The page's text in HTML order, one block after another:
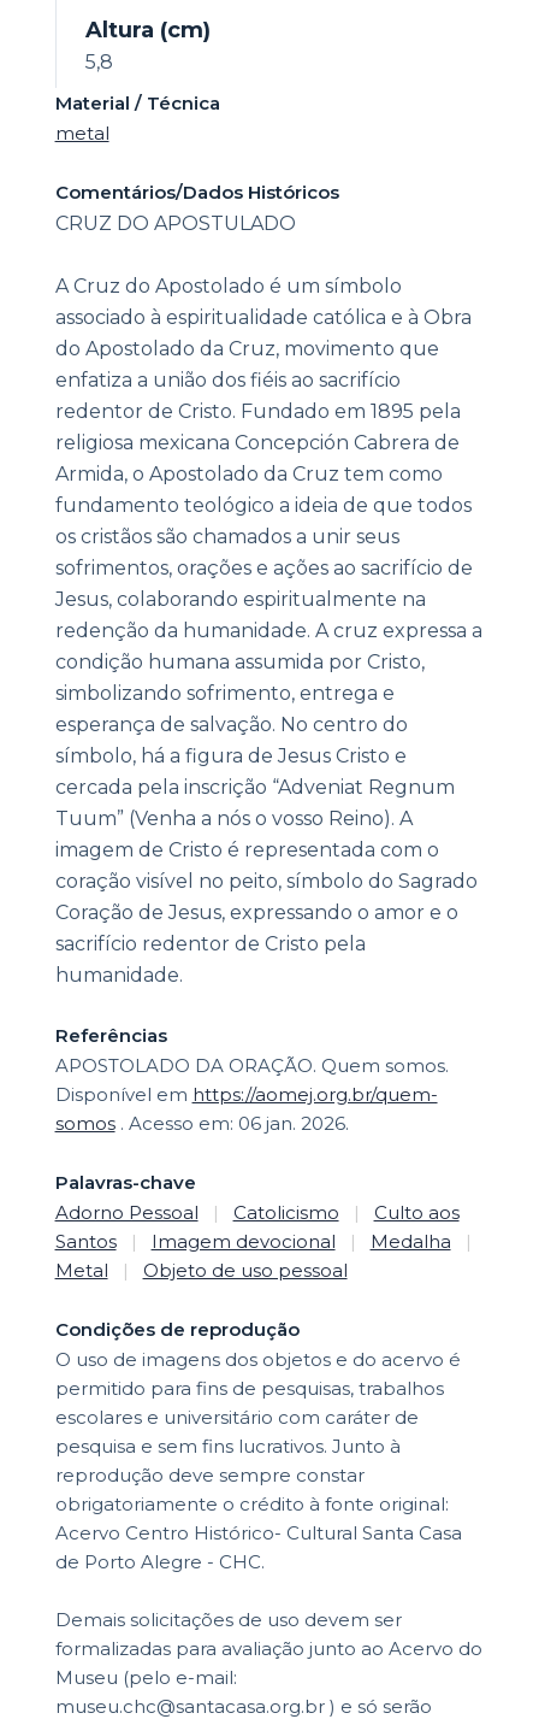
Altura (cm)
5,8
Material / Técnica
metal
Comentários/Dados Históricos
CRUZ DO APOSTULADO
A Cruz do Apostolado é um símbolo
associado à espiritualidade católica e à Obra
do Apostolado da Cruz, movimento que
enfatiza a união dos fiéis ao sacrifício
redentor de Cristo. Fundado em 1895 pela
religiosa mexicana Concepción Cabrera de
Armida, o Apostolado da Cruz tem como
fundamento teológico a ideia de que todos
os cristãos são chamados a unir seus
sofrimentos, orações e ações ao sacrifício de
Jesus, colaborando espiritualmente na
redenção da humanidade. A cruz expressa a
condição humana assumida por Cristo,
simbolizando sofrimento, entrega e
esperança de salvação. No centro do
símbolo, há a figura de Jesus Cristo e
cercada pela inscrição “Adveniat Regnum
Tuum” (Venha a nós o vosso Reino). A
imagem de Cristo é representada com o
coração visível no peito, símbolo do Sagrado
Coração de Jesus, expressando o amor e o
sacrifício redentor de Cristo pela
humanidade.
Referências
APOSTOLADO DA ORAÇÃO. Quem somos.
Disponível em https://aomej.org.br/quem-
somos. Acesso em: 06 jan. 2026.
Palavras-chave
Adorno Pessoal
| Catolicismo |
Culto aos
Santos
| Imagem devocional | Medalha
|
Metal
| Objeto de uso pessoal
Condições de reprodução
O uso de imagens dos objetos e do acervo é
permitido para fins de pesquisas, trabalhos
escolares e universitário com caráter de
pesquisa e sem fins lucrativos. Junto à
reprodução deve sempre constar
obrigatoriamente o crédito à fonte original:
Acervo Centro Histórico- Cultural Santa Casa
de Porto Alegre - CHC.
Demais solicitações de uso devem ser
formalizadas para avaliação junto ao Acervo do
Museu (pelo e-mail:
museu.chc@santacasa.org.br ) e só serão